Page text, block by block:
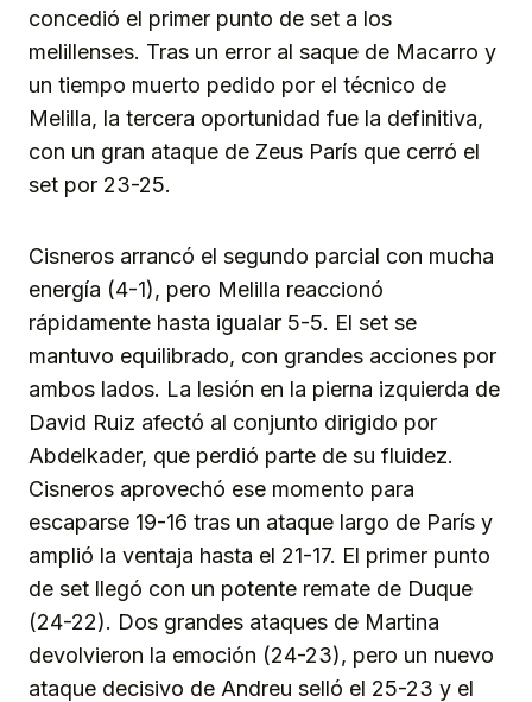
concedió el primer punto de set a los
melillenses. Tras un error al saque de Macarro y
un tiempo muerto pedido por el técnico de
Melilla, la tercera oportunidad fue la definitiva,
con un gran ataque de Zeus París que cerró el
set por 23-25.
Cisneros arrancó el segundo parcial con mucha
energía (4-1), pero Melilla reaccionó
rápidamente hasta igualar 5-5. El set se
mantuvo equilibrado, con grandes acciones por
ambos lados. La lesión en la pierna izquierda de
David Ruiz afectó al conjunto dirigido por
Abdelkader, que perdió parte de su fluidez.
Cisneros aprovechó ese momento para
escaparse 19-16 tras un ataque largo de París y
amplió la ventaja hasta el 21-17. El primer punto
de set llegó con un potente remate de Duque
(24-22). Dos grandes ataques de Martina
devolvieron la emoción (24-23), pero un nuevo
ataque decisivo de Andreu selló el 25-23 y el